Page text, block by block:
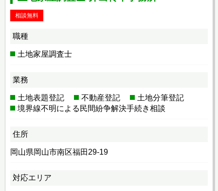
相談無料
職種
土地家屋調査士
業務
土地表題登記 不動産登記
土地分筆登記
境界線不明による民間紛争解決手続き相談
住所
岡山県岡山市南区福田29-19
対応エリア